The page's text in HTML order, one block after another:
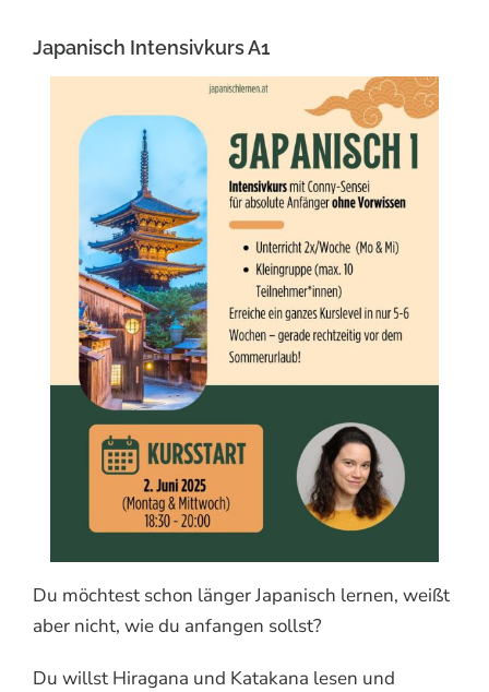
Japanisch Intensivkurs A1
Du möchtest schon länger Japanisch lernen, weißt
aber nicht, wie du anfangen sollst?
Du willst Hiragana und Katakana lesen und